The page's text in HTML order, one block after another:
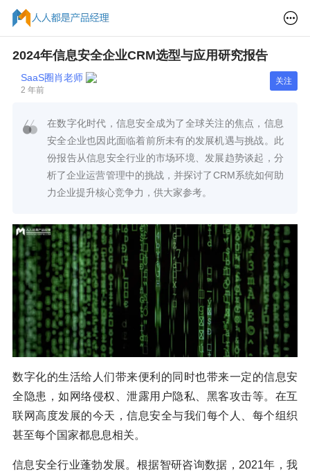
2024年信息安全企业CRM选型与应用研究报告
SaaS圈肖老师
2 年前
关注
在数字化时代，信息安全成为了全球关注的焦点，信息
安全企业也因此面临着前所未有的发展机遇与挑战。此
份报告从信息安全行业的市场环境、发展趋势谈起，分
析了企业运营管理中的挑战，并探讨了CRM系统如何助
力企业提升核心竞争力，供大家参考。
数字化的生活给人们带来便利的同时也带来一定的信息安
全隐患，如网络侵权、泄露用户隐私、黑客攻击等。在互
联网高度发展的今天，信息安全与我们每个人、每个组织
甚至每个国家都息息相关。
信息安全行业蓬勃发展。根据智研咨询数据，2021年，我